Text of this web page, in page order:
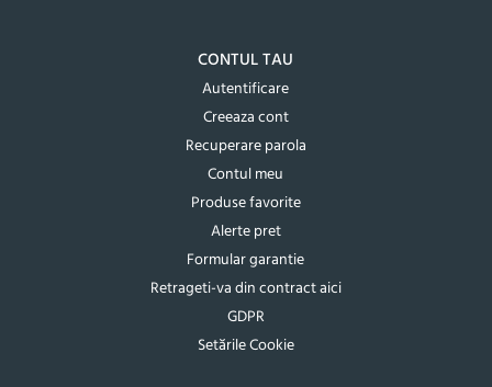
CONTUL TAU
Autentificare
Creeaza cont
Recuperare parola
Contul meu
Produse favorite
Alerte pret
Formular garantie
Retrageti-va din contract aici
GDPR
Setările Cookie